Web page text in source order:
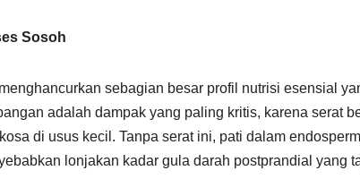
Sosoh
sebagian besar profil nutrisi esensial
adalah dampak yang paling kritis, karena serat
di usus kecil. Tanpa serat ini, pati dalam
lonjakan kadar gula darah postprandial yang